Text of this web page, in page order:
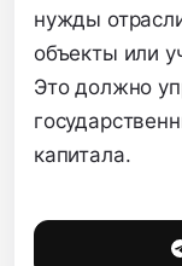
нужды
объекты или
Это должно
капитала.